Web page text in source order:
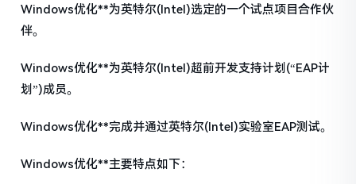
Windows优化**为英特尔(Intel)选定的一个试点项目合作伙
伴。
Windows优化**为英特尔(Intel)超前开发支持计划(“EAP计
划”)成员。
Windows优化**完成并通过英特尔(Intel)实验室EAP测试。
Windows优化**主要特点如下：